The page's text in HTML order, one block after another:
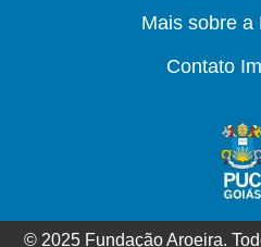
Mais sobre a
Contato
© 2025 Fundação Aroeira.